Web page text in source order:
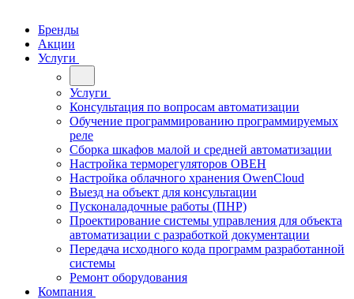
Бренды
Акции
Услуги
Услуги
Консультация по вопросам автоматизации
Обучение программированию программируемых
реле
Сборка шкафов малой и средней автоматизации
Настройка терморегуляторов ОВЕН
Настройка облачного хранения OwenCloud
Выезд на объект для консультации
Пусконаладочные работы (ПНР)
Проектирование системы управления для объекта
автоматизации с разработкой документации
Передача исходного кода программ разработанной
системы
Ремонт оборудования
Компания